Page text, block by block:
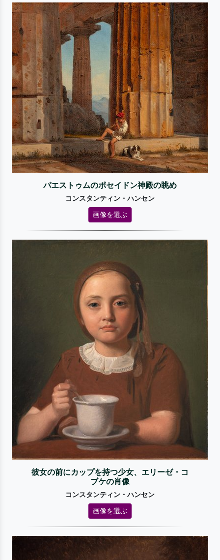
パエストゥムのポセイドン神殿の眺め
コンスタンティン・ハンセン
画像を選ぶ
彼女の前にカップを持つ少女、エリーゼ・コ
ブケの肖像
コンスタンティン・ハンセン
画像を選ぶ